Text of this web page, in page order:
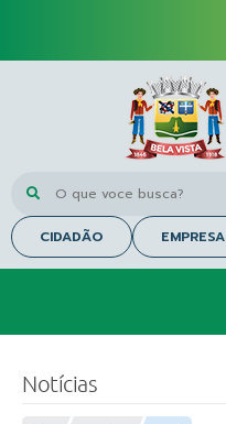
O que voce busca?
CIDADÃO EMPRESA
Notícias